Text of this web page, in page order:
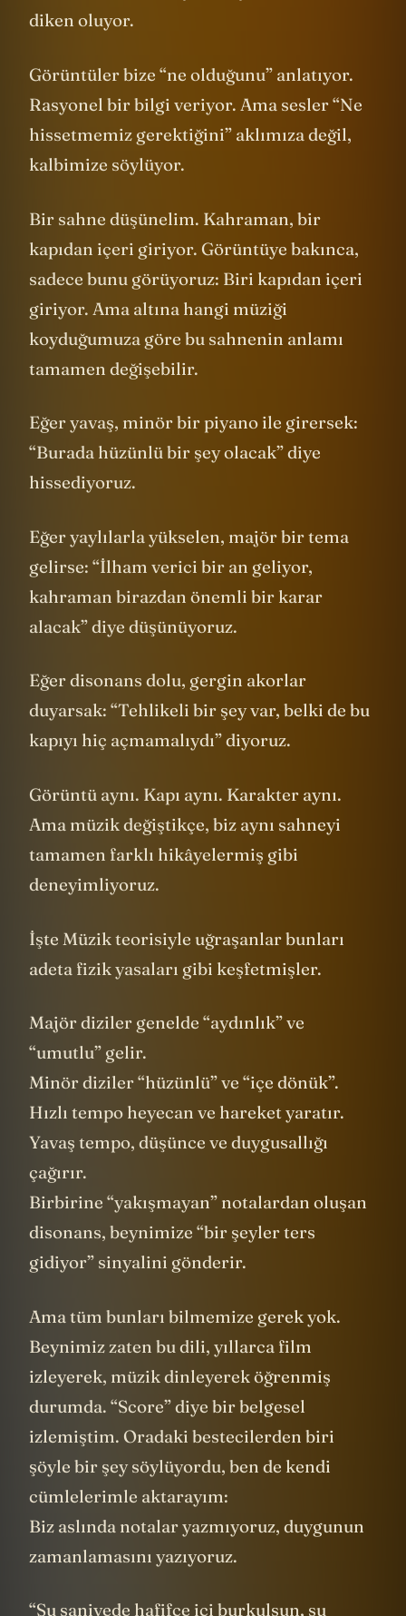
diken oluyor.
Görüntüler bize “ne olduğunu” anlatıyor.
Rasyonel bir bilgi veriyor. Ama sesler “Ne
hissetmemiz gerektiğini” aklımıza değil,
kalbimize söylüyor.
Bir sahne düşünelim. Kahraman, bir
kapıdan içeri giriyor. Görüntüye bakınca,
sadece bunu görüyoruz: Biri kapıdan içeri
giriyor. Ama altına hangi müziği
koyduğumuza göre bu sahnenin anlamı
tamamen değişebilir.
Eğer yavaş, minör bir piyano ile girersek:
“Burada hüzünlü bir şey olacak” diye
hissediyoruz.
Eğer yaylılarla yükselen, majör bir tema
gelirse: “İlham verici bir an geliyor,
kahraman birazdan önemli bir karar
alacak” diye düşünüyoruz.
Eğer disonans dolu, gergin akorlar
duyarsak: “Tehlikeli bir şey var, belki de bu
kapıyı hiç açmamalıydı” diyoruz.
Görüntü aynı. Kapı aynı. Karakter aynı.
Ama müzik değiştikçe, biz aynı sahneyi
tamamen farklı hikâyelermiş gibi
deneyimliyoruz.
İşte Müzik teorisiyle uğraşanlar bunları
adeta fizik yasaları gibi keşfetmişler.
Majör diziler genelde “aydınlık” ve
“umutlu” gelir.
Minör diziler “hüzünlü” ve “içe dönük”.
Hızlı tempo heyecan ve hareket yaratır.
Yavaş tempo, düşünce ve duygusallığı
çağırır.
Birbirine “yakışmayan” notalardan oluşan
disonans, beynimize “bir şeyler ters
gidiyor” sinyalini gönderir.
Ama tüm bunları bilmemize gerek yok.
Beynimiz zaten bu dili, yıllarca film
izleyerek, müzik dinleyerek öğrenmiş
durumda. “Score” diye bir belgesel
izlemiştim. Oradaki bestecilerden biri
şöyle bir şey söylüyordu, ben de kendi
cümlelerimle aktarayım:
Biz aslında notalar yazmıyoruz, duygunun
zamanlamasını yazıyoruz.
“Şu saniyede hafifçe içi burkulsun, şu